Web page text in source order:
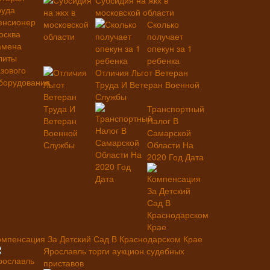
московской области
Сколько
получает
опекун за 1
ребенка
Отличия Льгот Ветеран
Труда И Ветеран Военной
Службы
Транспортный
Налог В
Самарской
Области На
2020 Год Дата
За Детский Сад В Краснодарском Крае
Ярославль торги аукцион судебных
приставов